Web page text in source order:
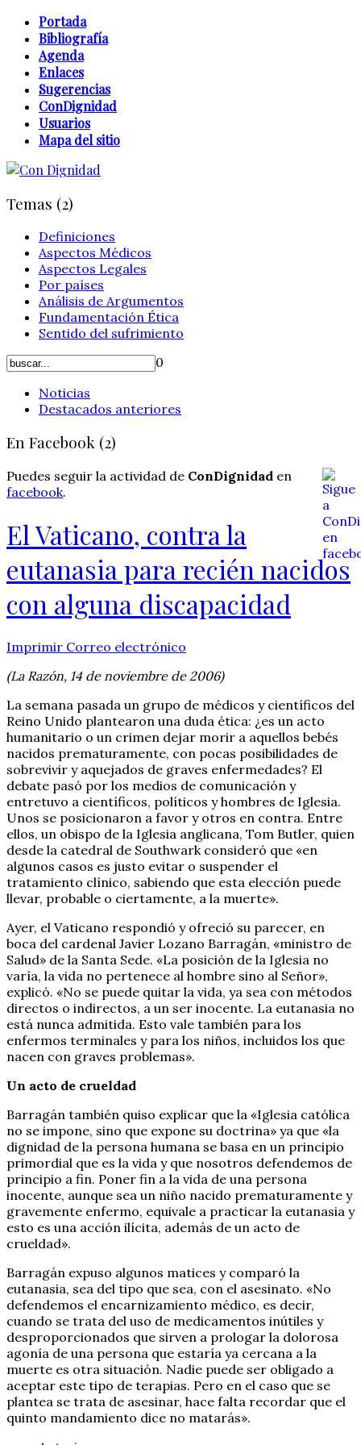
Portada
Bibliografía
Agenda
Enlaces
Sugerencias
ConDignidad
Usuarios
Mapa del sitio
Temas (2)
Definiciones
Aspectos Médicos
Aspectos Legales
Por países
Análisis de Argumentos
Fundamentación Ética
Sentido del sufrimiento
0
Noticias
Destacados anteriores
En Facebook (2)
Puedes seguir la actividad de ConDignidad en
facebook.
El Vaticano, contra la
eutanasia para recién nacidos
con alguna discapacidad
Imprimir Correo electrónico
(La Razón, 14 de noviembre de 2006)
La semana pasada un grupo de médicos y científicos del
Reino Unido plantearon una duda ética: ¿es un acto
humanitario o un crimen dejar morir a aquellos bebés
nacidos prematuramente, con pocas posibilidades de
sobrevivir y aquejados de graves enfermedades? El
debate pasó por los medios de comunicación y
entretuvo a científicos, políticos y hombres de Iglesia.
Unos se posicionaron a favor y otros en contra. Entre
ellos, un obispo de la Iglesia anglicana, Tom Butler, quien
desde la catedral de Southwark consideró que «en
algunos casos es justo evitar o suspender el
tratamiento clínico, sabiendo que esta elección puede
llevar, probable o ciertamente, a la muerte».
Ayer, el Vaticano respondió y ofreció su parecer, en
boca del cardenal Javier Lozano Barragán, «ministro de
Salud» de la Santa Sede. «La posición de la Iglesia no
varía, la vida no pertenece al hombre sino al Señor»,
explicó. «No se puede quitar la vida, ya sea con métodos
directos o indirectos, a un ser inocente. La eutanasia no
está nunca admitida. Esto vale también para los
enfermos terminales y para los niños, incluidos los que
nacen con graves problemas».
Un acto de crueldad
Barragán también quiso explicar que la «Iglesia católica
no se impone, sino que expone su doctrina» ya que «la
dignidad de la persona humana se basa en un principio
primordial que es la vida y que nosotros defendemos de
principio a fin. Poner fin a la vida de una persona
inocente, aunque sea un niño nacido prematuramente y
gravemente enfermo, equivale a practicar la eutanasia y
esto es una acción ilícita, además de un acto de
crueldad».
Barragán expuso algunos matices y comparó la
eutanasia, sea del tipo que sea, con el asesinato. «No
defendemos el encarnizamiento médico, es decir,
cuando se trata del uso de medicamentos inútiles y
desproporcionados que sirven a prologar la dolorosa
agonía de una persona que estaría ya cercana a la
muerte es otra situación. Nadie puede ser obligado a
aceptar este tipo de terapias. Pero en el caso que se
plantea se trata de asesinar, hace falta recordar que el
quinto mandamiento dice no matarás».